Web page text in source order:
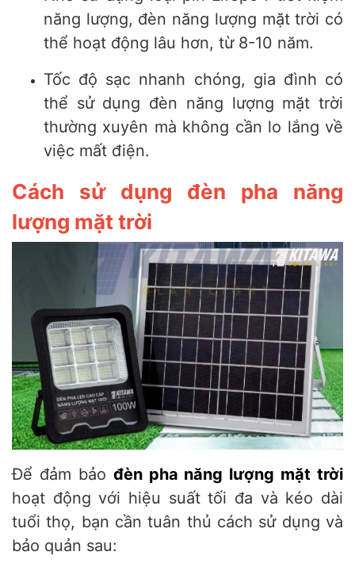
năng lượng, đèn năng lượng mặt trời có
thể hoạt động lâu hơn, từ 8-10 năm.
Tốc độ sạc nhanh chóng, gia đình có
thể sử dụng đèn năng lượng mặt trời
thường xuyên mà không cần lo lắng về
việc mất điện.
Cách sử dụng đèn pha năng
lượng mặt trời
Để đảm bảo đèn pha năng lượng mặt trời
hoạt động với hiệu suất tối đa và kéo dài
tuổi thọ, bạn cần tuân thủ cách sử dụng và
bảo quản sau: